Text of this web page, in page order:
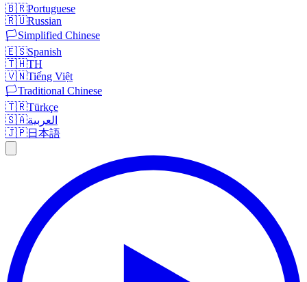
🇧🇷Portuguese
🇷🇺Russian
🏳️Simplified Chinese
🇪🇸Spanish
🇹🇭TH
🇻🇳Tiếng Việt
🏳️Traditional Chinese
🇹🇷Türkçe
🇸🇦العربية
🇯🇵日本語